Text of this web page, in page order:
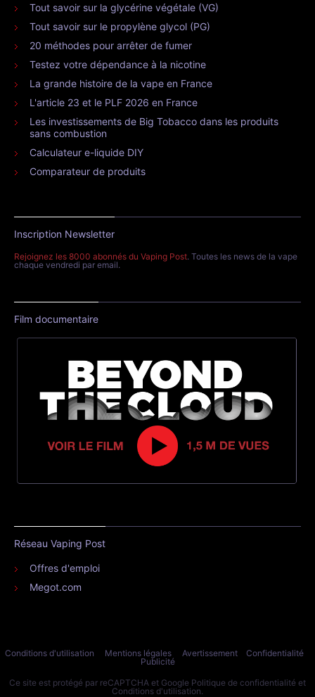
Tout savoir sur la glycérine végétale (VG)
Tout savoir sur le propylène glycol (PG)
20 méthodes pour arrêter de fumer
Testez votre dépendance à la nicotine
La grande histoire de la vape en France
L'article 23 et le PLF 2026 en France
Les investissements de Big Tobacco dans les produits
sans combustion
Calculateur e-liquide DIY
Comparateur de produits
Inscription Newsletter
Rejoignez les 8000 abonnés du Vaping Post. Toutes les news de la vape
chaque vendredi par email.
Film documentaire
Réseau Vaping Post
Offres d'emploi
Megot.com
Conditions d'utilisation Mentions légales Avertissement
Confidentialité
Publicité
Ce site est protégé par reCAPTCHA et Google Politique de confidentialité et
Conditions d'utilisation.